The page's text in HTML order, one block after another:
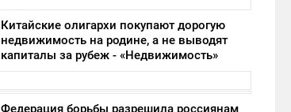
Китайские олигархи покупают дорогую
недвижимость на родине, а не выводят
капиталы за рубеж - «Недвижимость»
Федерация борьбы разрешила россиянам